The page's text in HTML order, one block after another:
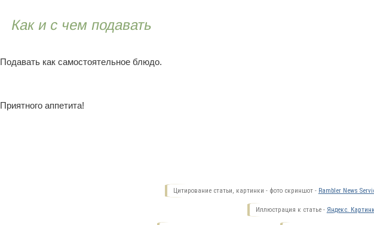
Как и с чем подавать
Подавать как самостоятельное блюдо.
Приятного аппетита!
Цитирование статьи, картинки - фото скриншот - Rambler News
Иллюстрация к статье - Яндекс.